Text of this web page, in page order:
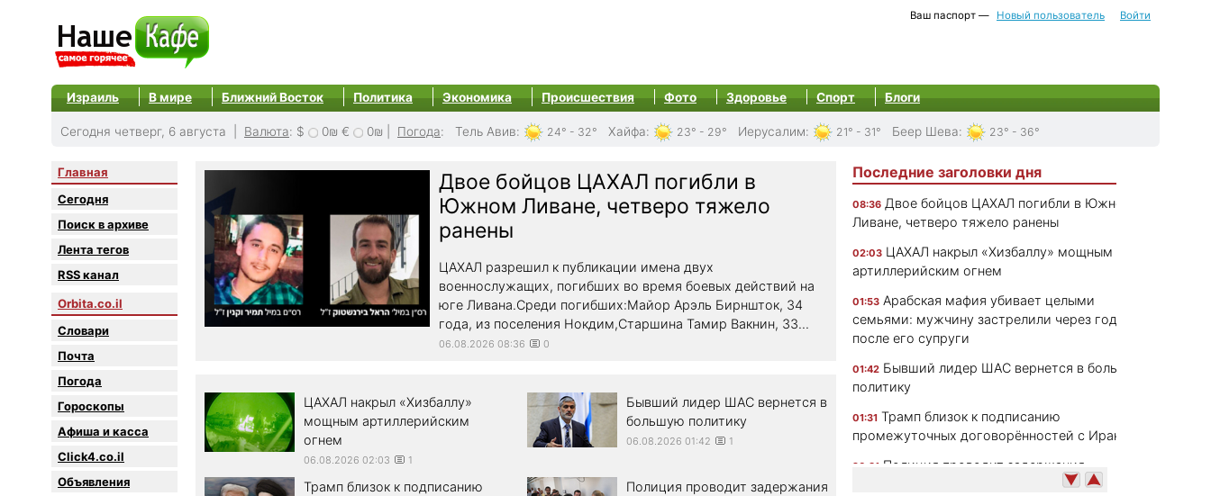
Ваш паспорт — Новый пользователь Войти
Израиль В мире Ближний Восток Политика Экономика Происшествия Фото Здоровье Спорт Блоги
Сегодня четверг, 6 августа | Валюта: $ 0₪ € 0₪ Погода: Тель Авив: 24° - 32° Хайфа: 23° - 29° Иерусалим: 21° - 31° Беер Шева: 23° - 36°
Главная
Сегодня
Поиск в архиве
Лента тегов
RSS канал
Orbita.co.il
Словари
Почта
Погода
Гороскопы
Афиша и касса
Click4.co.il
Объявления
Двое бойцов ЦАХАЛ погибли в
Южном Ливане, четверо тяжело
ранены
ЦАХАЛ разрешил к публикации имена двух
военнослужащих, погибших во время боевых действий на
юге Ливана.Среди погибших:Майор Арэль Бирншток, 34
года, из поселения Нокдим,Старшина Тамир Вакнин, 33...
06.08.2026 08:36 0
ЦАХАЛ накрыл «Хизбаллу»
мощным артиллерийским
огнем
06.08.2026 02:03 1
Бывший лидер ШАС вернется в
большую политику
06.08.2026 01:42 1
Трамп близок к подписанию
Полиция проводит задержания
Последние заголовки дня
08:36 Двое бойцов ЦАХАЛ погибли в Южном
Ливане, четверо тяжело ранены
02:03 ЦАХАЛ накрыл «Хизбаллу» мощным
артиллерийским огнем
01:53 Арабская мафия убивает целыми
семьями: мужчину застрелили через год
после его супруги
01:42 Бывший лидер ШАС вернется в большую
политику
01:31 Трамп близок к подписанию
промежуточных договорённостей с Ираном
20:31 Полиция проводит задержания
участников группового изнасилования